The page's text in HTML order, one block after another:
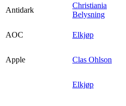
Antidark
Christiania
Belysning
AOC Elkjøp
Apple
Clas Ohlson
Elkjøp